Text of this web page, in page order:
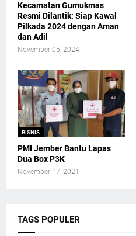
Kecamatan Gumukmas
Resmi Dilantik: Siap Kawal
Pilkada 2024 dengan Aman
dan Adil
November 05, 2024
BISNIS
PMI Jember Bantu Lapas
Dua Box P3K
November 17, 2021
TAGS POPULER